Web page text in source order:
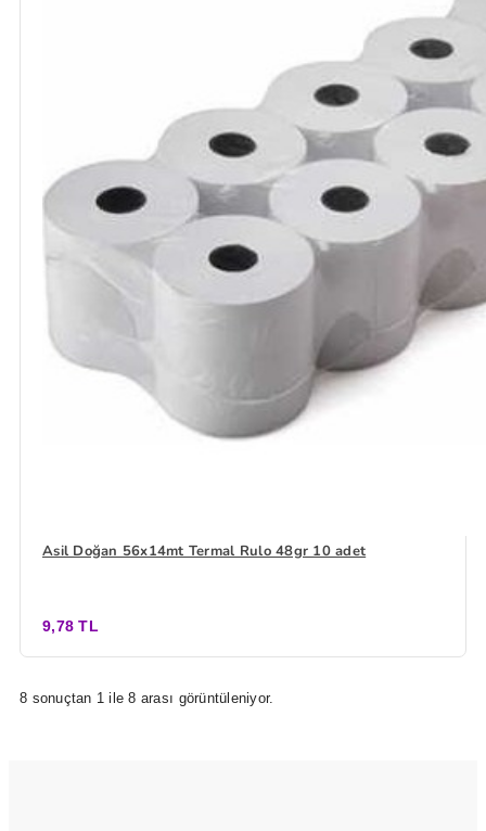
Asil Doğan 56x14mt Termal Rulo 48gr 10 adet
9,78 TL
8 sonuçtan 1 ile 8 arası görüntüleniyor.